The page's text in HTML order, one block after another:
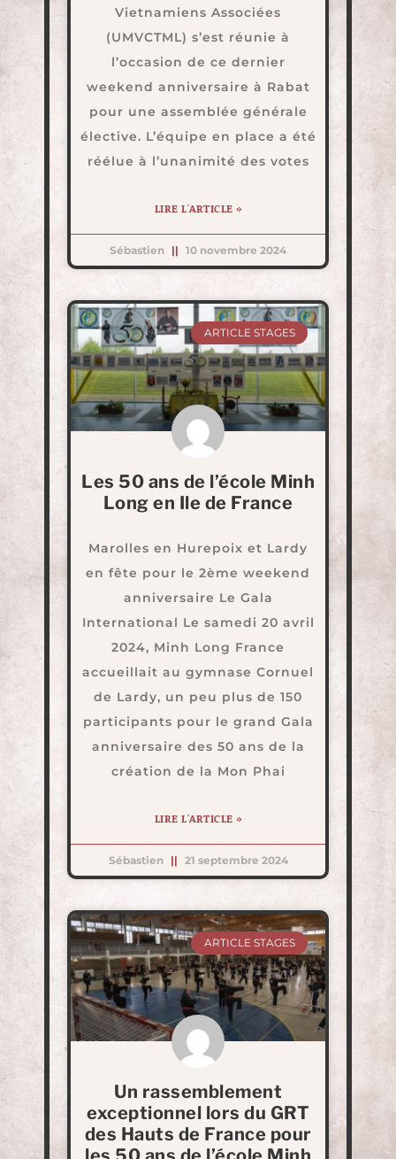
Vietnamiens Associées
(UMVCTML) s’est réunie à
l’occasion de ce dernier
weekend anniversaire à Rabat
pour une assemblée générale
élective. L’équipe en place a été
réélue à l’unanimité des votes
LIRE L'ARTICLE »
Sébastien 10 novembre 2024
ARTICLE STAGES
Les 50 ans de l’école Minh
Long en Ile de France
Marolles en Hurepoix et Lardy
en fête pour le 2ème weekend
anniversaire Le Gala
International Le samedi 20 avril
2024, Minh Long France
accueillait au gymnase Cornuel
de Lardy, un peu plus de 150
participants pour le grand Gala
anniversaire des 50 ans de la
création de la Mon Phai
LIRE L'ARTICLE »
Sébastien 21 septembre 2024
ARTICLE STAGES
Un rassemblement
exceptionnel lors du GRT
des Hauts de France pour